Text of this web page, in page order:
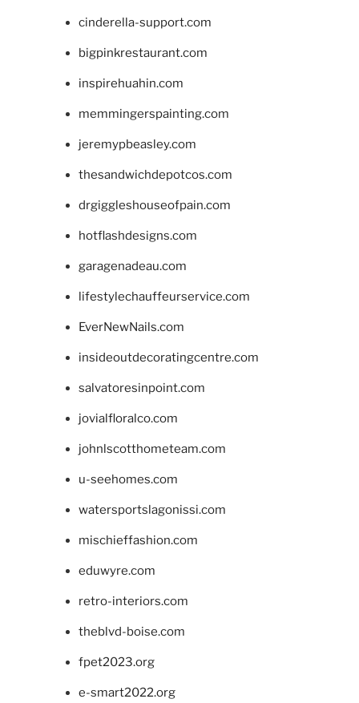
cinderella-support.com
bigpinkrestaurant.com
inspirehuahin.com
memmingerspainting.com
jeremypbeasley.com
thesandwichdepotcos.com
drgiggleshouseofpain.com
hotflashdesigns.com
garagenadeau.com
lifestylechauffeurservice.com
EverNewNails.com
insideoutdecoratingcentre.com
salvatoresinpoint.com
jovialfloralco.com
johnlscotthometeam.com
u-seehomes.com
watersportslagonissi.com
mischieffashion.com
eduwyre.com
retro-interiors.com
theblvd-boise.com
fpet2023.org
e-smart2022.org